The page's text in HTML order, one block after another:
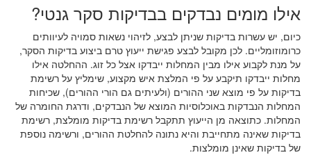
אילו מומים נבדקים בבדיקות סקר גנטי?
כיום, יש עשרות בדיקות שניתן לבצע, לזיהוי נשאות סמויה לעיוותים
כרומוזומליים. לכן מקובל לבצע פגישת ייעוץ טרם ביצוע בדיקות הסקר,
על מנת לקבוע אילו מבין המחלות ייבדקו אצל כל זוג. ההחלטה אילו
מחלות ייבדקו תיקבע על פי המלצת איש מקצוע, שימליץ על רשימת
בדיקות על פי מוצא שני ההורים (ולעיתים גם הורי ההורים), שכיחות
המחלות הנבדקות באוכלוסיות המוצא של הנבדקים, ודרגת החומרה של
המחלות. כתוצאה מן הייעוץ תתקבל רשימת בדיקות מומלצת, רשימת
בדיקות שאינה מתחייבת והיא נתונה להחלטת ההורים, ורשימה נוספת
של בדיקות שאינן מומלצות.